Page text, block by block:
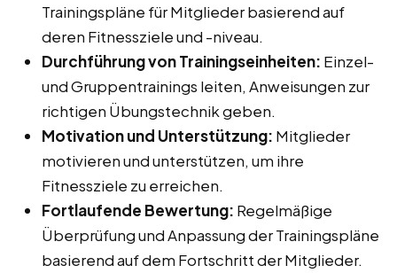
Trainingspläne für Mitglieder basierend auf
deren Fitnessziele und -niveau.
Durchführung von Trainingseinheiten: Einzel-
und Gruppentrainings leiten, Anweisungen zur
richtigen Übungstechnik geben.
Motivation und Unterstützung: Mitglieder
motivieren und unterstützen, um ihre
Fitnessziele zu erreichen.
Fortlaufende Bewertung: Regelmäßige
Überprüfung und Anpassung der Trainingspläne
basierend auf dem Fortschritt der Mitglieder.